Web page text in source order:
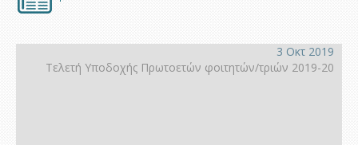
3 Οκτ 2019
Τελετή Υποδοχής Πρωτοετών φοιτητών/τριών 2019-20